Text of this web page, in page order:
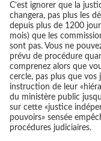
C’est ignorer que la
changera, pas plus les
depuis plus de 1200
mois) que les
sont pas. Vous ne
prévu de procédure
comprenez alors que
cercle, pas plus que
instruction de leur
du ministère public
sur cette «justice
pouvoirs» sensée
procédures judiciaires.